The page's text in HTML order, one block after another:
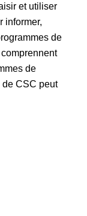
et utiliser
informer,
de
de
CSC peut